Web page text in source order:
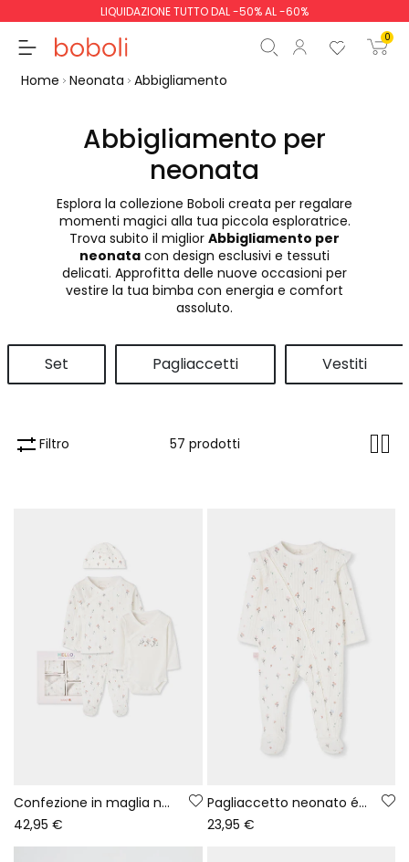
LIQUIDAZIONE TUTTO DAL -50% AL -60%
0
Totale 0,00 €
Continua Inizio ordine
Home Neonata Abbigliamento
Abbigliamento per
neonata
Esplora la collezione Boboli creata per regalare
momenti magici alla tua piccola esploratrice.
Trova subito il miglior Abbigliamento per
neonata con design esclusivi e tessuti
delicati. Approfitta delle nuove occasioni per
vestire la tua bimba con energia e comfort
assoluto.
Set Pagliaccetti Vestiti
Filtro 57 prodotti
Confezione in maglia neonata bianca stampa fiori
42,95 €
Pagliaccetto neonato écru stampato fiori con volant
23,95 €